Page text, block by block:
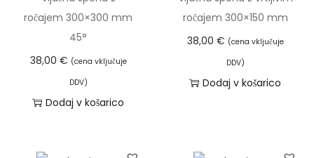
ročajem 300×300 mm
45°
38,00 € (cena vključuje
DDV)
Dodaj v košarico
ročajem 300×150 mm
38,00 € (cena vključuje
DDV)
Dodaj v košarico